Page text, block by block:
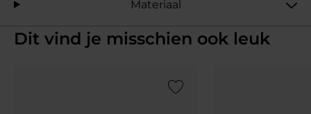
Materiaal
Dit vind je misschien ook leuk
Add to Wishlist